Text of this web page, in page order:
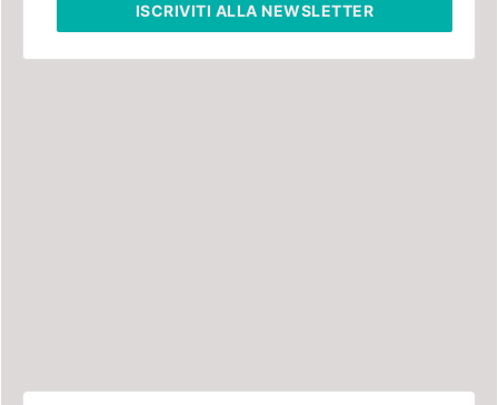
ISCRIVITI ALLA NEWSLETTER